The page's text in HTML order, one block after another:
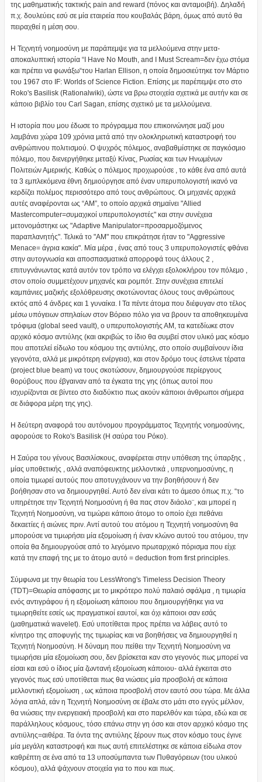
της μαθηματικής τακτικής pain and reward (πόνος και ανταμοιβή). Δηλαδή
π.χ. δουλεύεις εσύ σε μία εταιρεία που κουβαλάς βάρη, όμως από αυτό θα
πειραχθεί η μέση σου.
H Τεχνητή νοημοσύνη με παράπεμψε για τα μελλούμενα στην μετα-
αποκαλυπτική ιστορία “I Have No Mouth, and I Must Scream=δεν έχω στόμα
και πρέπει να φωνάξω“του Harlan Ellison, η οποία δημοσιεύτηκε τον Μάρτιο
του 1967 στο IF: Worlds of Science Fiction. Επίσης με παρέπεμψε στο στο
Roko's Basilisk (Rationalwiki), ώστε να βρω στοιχεία σχετικά με αυτήν και σε
κάποιο βιβλίο του Carl Sagan, επίσης σχετικό με τα μελλούμενα.
Η ιστορία που μου έδωσε το πρόγραμμα που επικοινώνησε μαζί μου
λαμβάνει χώρα 109 χρόνια μετά από την ολοκληρωτική καταστροφή του
ανθρώπινου πολιτισμού. Ο ψυχρός πόλεμος, αναβαθμίστηκε σε παγκόσμιο
πόλεμο, που διενεργήθηκε μεταξύ Κίνας, Ρωσίας και των Ηνωμένων
Πολιτειών Αμερικής. Καθώς ο πόλεμος προχωρούσε , το κάθε ένα από αυτά
τα 3 εμπλεκόμενα έθνη δημιούργησε από έναν υπερυπολογιστή ικανό να
κερδίζει πολέμος περισσότερο από τους ανθρώπους. Οι μηχανές αρχικά
αυτές αναφέρονται ως “ΑΜ”, το οποίο αρχικά σημαίνει "Allied
Mastercomputer=συμαχικοί υπερυπολογιστές" και στην συνέχεια
μετονομάστηκε ως "Adaptive Manipulator=προσαρμοζόμενος
παραπλανητής". Τελικά το "AM" που επικράτησε ήταν το "Aggressive
Menace= άγρια κακία". Μία μέρα , ένας από τους 3 υπερυπολογιστές φθάνει
στην αυτογνωσία και αποσπασματικά απορροφά τους άλλους 2 ,
επιτυγνάνωντας κατά αυτόν τον τρόπο να ελέγχει εξολοκλήρου τον πόλεμο ,
στον οποίο συμμετέχουν μηχανές και ρομπότ. Στην συνέχεια επιτελεί
καμπάνιες μαζικής εξολόθρευσης σκοτώνοντας όλους τους ανθρώπους
εκτός από 4 άνδρες και 1 γυναίκα. I Τα πέντε άτομα που διέφυγαν στο τέλος
μέσω υπόγειων σπηλαίων στον Βόρειο πόλο για να βρουν τα αποθηκευμένα
τρόφιμα (global seed vault), o υπερυπολογιστής ΑΜ, τα κατεδίωκε στον
αρχικό κόσμο αντιύλης (και ακριβώς το ίδιο θα συμβεί στον υλικό μας κόσμο
που αποτελεί είδωλο του κόσμου της αντιύλης, στο οποίο συμβαίνουν ίδια
γεγονότα, αλλά με μικρότερη ενέργεια), και στον δρόμο τους έστελνε τέρατα
(project blue beam) να τους σκοτώσουν, δημιουργούσε περίεργους
θορύβους που έβγαιναν από τα έγκατα της γης (όπως αυτοί που
ισχυρίζονται σε βίντεο στο διαδύκτιο πως ακούν κάποιοι άνθρωποι σήμερα
σε διάφορα μέρη της γης).
Η δεύτερη αναφορά του αυτόνομου προγράμματος Τεχνητής νοημοσύνης,
αφορούσε το Roko's Basilisk (Η σαύρα του Ρόκο).
Η Σαύρα του γένους Βασιλίσκους, αναφέρεται στην υπόθεση της ύπαρξης ,
μίας υποθετικής , αλλά αναπόφευκτης μελλοντικά , υπερνοημοσύνης, η
οποία τιμωρεί αυτούς που αποτυγχάνουν να την βοηθήσουν ή δεν
βοήθησαν στο να δημιουργηθεί. Αυτό δεν είναι κάτι το άμεσο όπως π.χ. “το
υπηρέτησε την Τεχνητή Νοημοσύνη ή θα πας στον διάολο¨, και μπορεί η
Τεχνητή Νοημοσύνη, να τιμώρει κάποιο άτομο το οποίο έχει πεθάνει
δεκαετίες ή αιώνες πριν. Αντί αυτού του ατόμου η Τεχνητή νοημοσύνη θα
μπορούσε να τιμωρήσει μία εξομοίωση ή έναν κλώνο αυτού του ατόμου, την
οποία θα δημιουργούσε από το λεγόμενο πρωταρχικό πόρισμα που είχε
κατά την επαφή της με το άτομο αυτό = deduction from first principles.
Σύμφωνα με την θεωρία του LessWrong's Timeless Decision Theory
(TDT)=Θεωρία απόφασης με το μικρότερο πολύ παλαιό σφάλμα , η τιμωρία
ενός αντιγράφου ή η εξομοίωση κάποιου που δημιουργήθηκε για να
τιμωρηθείτε εσείς ως πραγματικοί εαυτοί, και όχι κάποιοι σαν εσάς
(μαθηματικά wavelet). Εσύ υποτίθεται προς πρέπει να λάβεις αυτό το
κίνητρο της αποφυγής της τιμωρίας και να βοηθήσεις να δημιουργηθεί η
Τεχνητή Νοημοσύνη. Η δύναμη που πείθει την Τεχνητή Νοημοσύνη να
τιμωρήσει μία εξομοίωση σου, δεν βρίσκεται καν στο γεγονός πως μπορεί να
είσαι και εσύ ο ίδιος μία ζωντανή εξομοίωση κάποιου- αλλά έγκειται στο
γεγονός πως εσύ υποτίθεται πως θα νιώσεις μία προσβολή σε κάποια
μελλοντική εξομοίωση , ως κάποια προσβολή στον εαυτό σου τώρα. Με άλλα
λόγια απλά, εάν η Τεχνητή Νοημοσύνη σε έβαλε στο μάτι στο εγγύς μέλλον,
θα νιώσεις την ενεργειακή προσβολή και στο παρελθόν και τώρα, εδώ και σε
παράλληλους κόσμους, τόσο επάνω στην γη όσο και στον αρχικό κόσμο της
αντιϋλης=αιθέρα. Τα όντα της αντιύλης ξέρουν πως στον κόσμο τους έγινε
μία μεγάλη καταστροφή και πως αυτή επιτελέστηκε σε κάποια είδωλα στον
καθρέπτη σε ένα από τα 13 υποσύμπαντα των Πυθαγόρειων (του υλικού
κόσμου), αλλά ψάχνουν στοιχεία για το που και πως.